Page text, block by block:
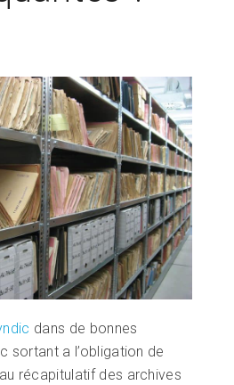
dans de bonnes
sortant a l’obligation de
récapitulatif des archives